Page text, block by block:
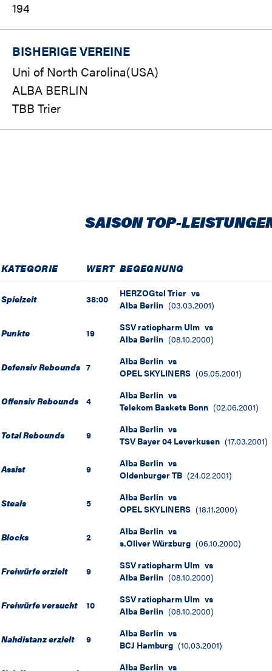
194
BISHERIGE VEREINE
Uni of North Carolina(USA)
ALBA BERLIN
TBB Trier
SAISON TOP-
KATEGORIE WERT BEGEGNUNG
Spielzeit 38:00 HERZOGtel Trier vs
Alba Berlin (03.03.2001)
Punkte 19 SSV ratiopharm Ulm vs
Alba Berlin (08.10.2000)
Defensiv Rebounds 7 Alba Berlin vs
OPEL SKYLINERS (05.05.2001)
Offensiv Rebounds 4 Alba Berlin vs
Telekom Baskets Bonn (02.06.2001)
Total Rebounds 9 Alba Berlin vs
TSV Bayer 04 Leverkusen (17.03.2001)
Assist 9 Alba Berlin vs
Oldenburger TB (24.02.2001)
Steals 5 Alba Berlin vs
OPEL SKYLINERS (18.11.2000)
Blocks 2 Alba Berlin vs
s.Oliver Würzburg (06.10.2000)
Freiwürfe erzielt 9 SSV ratiopharm Ulm vs
Alba Berlin (08.10.2000)
Freiwürfe versucht 10 SSV ratiopharm Ulm vs
Alba Berlin (08.10.2000)
Nahdistanz erzielt 9 Alba Berlin vs
BCJ Hamburg (10.03.2001)
Alba Berlin vs